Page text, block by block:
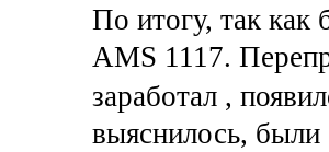
По итогу, так как
AMS 1117.
заработал ,
выяснилось, были